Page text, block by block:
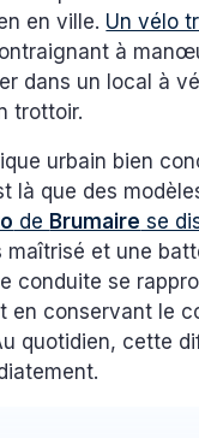
en ville. Un vélo
à
dans un local à
trottoir.
urbain bien
là que des
de Brumaire se
maîtrisé et une
conduite se
en conservant le
quotidien, cette